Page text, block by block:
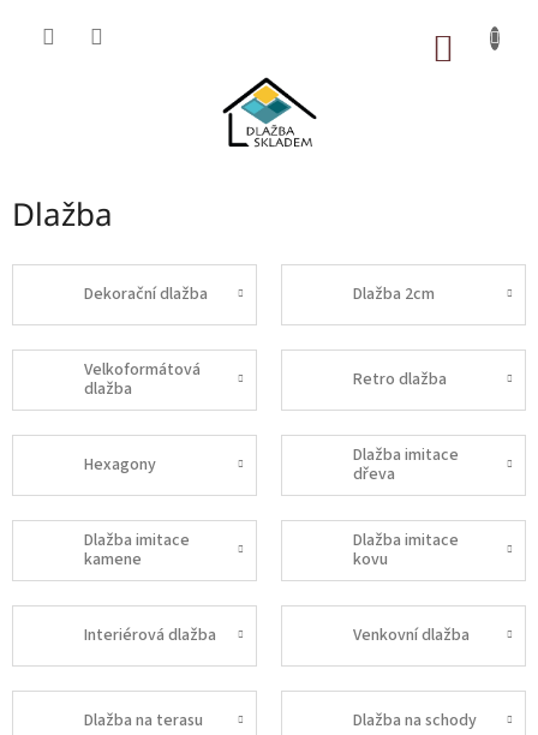
Dlažba
Dekorační dlažba Dlažba 2cm
Velkoformátová
dlažba
Retro dlažba
Hexagony
Dlažba imitace
dřeva
Dlažba imitace
kamene
Dlažba imitace
kovu
Interiérová dlažba Venkovní dlažba
Dlažba na terasu Dlažba na schody